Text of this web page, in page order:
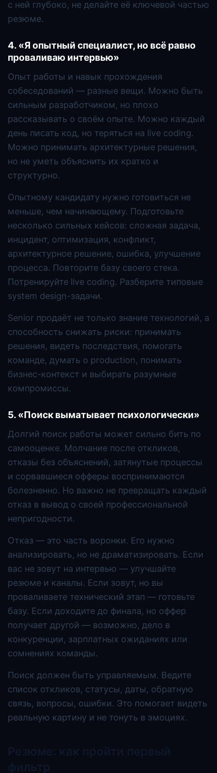
с ней глубоко, не делайте её ключевой частью
резюме.
4. «Я опытный специалист, но всё равно
проваливаю интервью»
Опыт работы и навык прохождения
собеседований — разные вещи. Можно быть
сильным разработчиком, но плохо
рассказывать о своём опыте. Можно каждый
день писать код, но теряться на live coding.
Можно принимать архитектурные решения,
но не уметь объяснить их кратко и
структурно.
Опытному кандидату нужно готовиться не
меньше, чем начинающему. Подготовьте
несколько сильных кейсов: сложная задача,
инцидент, оптимизация, конфликт,
архитектурное решение, ошибка, улучшение
процесса. Повторите базу своего стека.
Потренируйте live coding. Разберите типовые
system design-задачи.
Senior продаёт не только знание технологий, а
способность снижать риски: принимать
решения, видеть последствия, помогать
команде, думать о production, понимать
бизнес-контекст и выбирать разумные
компромиссы.
5. «Поиск выматывает психологически»
Долгий поиск работы может сильно бить по
самооценке. Молчание после откликов,
отказы без объяснений, затянутые процессы
и сорвавшиеся офферы воспринимаются
болезненно. Но важно не превращать каждый
отказ в вывод о своей профессиональной
непригодности.
Отказ — это часть воронки. Его нужно
анализировать, но не драматизировать. Если
вас не зовут на интервью — улучшайте
резюме и каналы. Если зовут, но вы
проваливаете технический этап — готовьте
базу. Если доходите до финала, но оффер
получает другой — возможно, дело в
конкуренции, зарплатных ожиданиях или
сомнениях команды.
Поиск должен быть управляемым. Ведите
список откликов, статусы, даты, обратную
связь, вопросы, ошибки. Это помогает видеть
реальную картину и не тонуть в эмоциях.
Резюме: как пройти первый
фильтр